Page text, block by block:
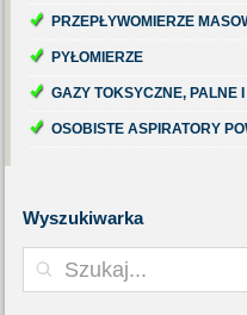
PRZEPŁYWOMIERZE
PYŁOMIERZE
GAZY TOKSYCZNE, PALNE
OSOBISTE ASPIRATORY
Wyszukiwarka